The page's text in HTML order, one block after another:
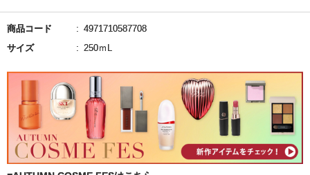
商品コード
4971710587708
サイズ
250ｍL